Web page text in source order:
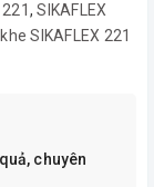
,SIKAFLEX
SIKAFLEX 221
chuyên